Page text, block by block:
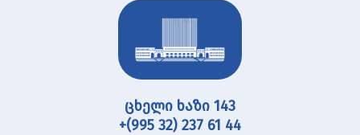
ცხელი ხაზი 143
+(995 32) 237 61 44